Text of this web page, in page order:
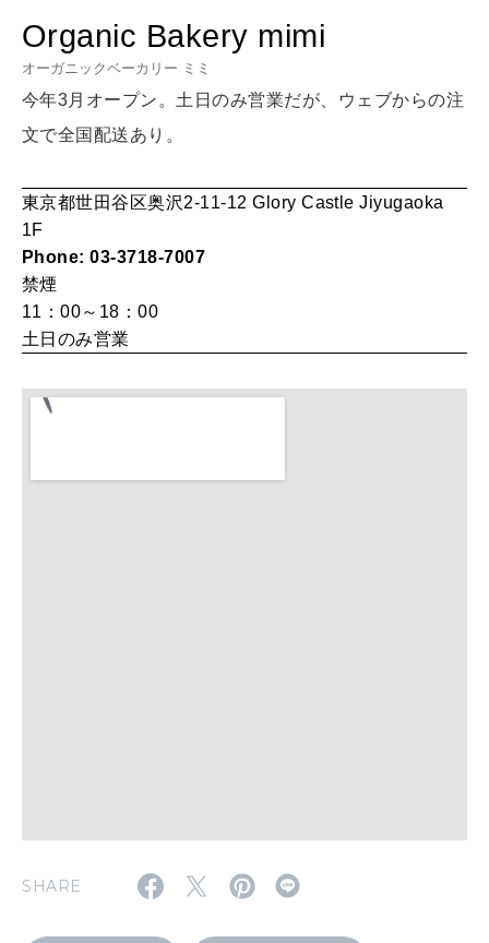
女神まり愛のタロットメッセージ
知る、考える
ママもいろいろ
CULTURE
2026年5月号「“大好き”に出会いに。韓国」
FOLLOW US!
Organic Bakery mimi
オーガニックベーカリー ミミ
今年3月オープン。土日のみ営業だが、ウェブからの注
文で全国配送あり。
東京都世田谷区奥沢2-11-12 Glory Castle Jiyugaoka
1F
Phone: 03-3718-7007
禁煙
11：00～18：00
土日のみ営業
SHARE